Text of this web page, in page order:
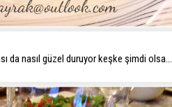
da nasıl güzel duruyor keşke şimdi olsa...